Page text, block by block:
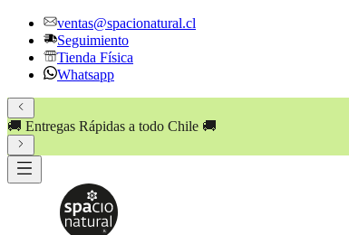
ventas@spacionatural.cl
Seguimiento
Tienda Física
Whatsapp
🚚 Entregas Rápidas a todo Chile 🚚